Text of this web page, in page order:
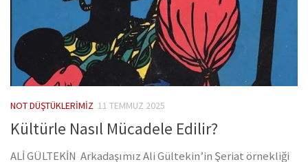
NOT DÜŞTÜKLERIMIZ 11 TEMMUZ 2025
Kültürle Nasıl Mücadele Edilir?
ALİ GÜLTEKİN Arkadaşımız Ali Gültekin’in Şeriat örnekliği